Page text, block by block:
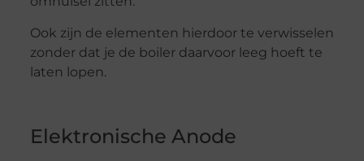
Ook zijn de elementen hierdoor te verwisselen
zonder dat je de boiler daarvoor leeg hoeft te
laten lopen.
Elektronische Anode